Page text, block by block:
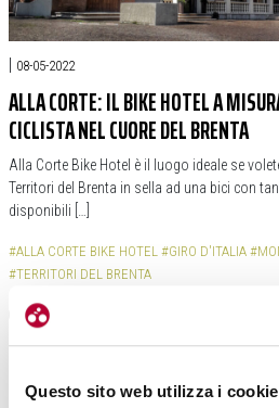
Questo sito web utilizza i cookie
| 08-05-2022
ALLA CORTE: IL BIKE HOTEL A
CICLISTA NEL CUORE DEL BRENTA
Alla Corte Bike Hotel è il luogo ideale se
Territori del Brenta in sella ad una bici con
disponibili […]
#ALLA CORTE BIKE HOTEL #GIRO D'ITALIA
#TERRITORI DEL BRENTA